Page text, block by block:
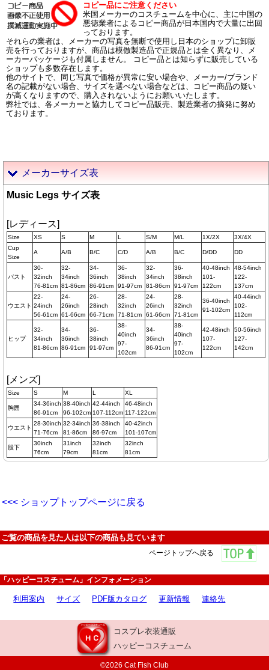
コピー品にご注意ください
米国メーカーのコスチュームを中心に、主に中国の
悪徳業者によるコピー商品が日本国内で大量に出回
っております。
それらの業者は、メーカーの写真を無断で使用し日本のショップに卸販
売を行っておりますが、商品は模倣製造品で正規品とは全く異なり、メ
ーカーパッケージも付属しません。 コピー品とは知らずに販売している
ショップも多数存在します。
他のサイトで、同じ写真で価格が異常に安い場合や、メーカー/ブランド
名の記載がない場合、サイズを選べない場合などは、コピー商品の疑い
が高くなりますので、購入されないようにお願いいたします。
弊社では、各メーカーと協力してコピー品販売、製造業者の摘発に努め
ております。
メーカーサイズ表
Music Legs サイズ表
[レディース]
Size XS S M L S/M M/L 1X/2X
3X/4X
Cup
Size
A A/B B/C C/D A/B B/C D/DD DD
バスト
30-
32inch
76-81cm
32-
34inch
81-86cm
34-
36inch
86-91cm
36-
38inch
91-97cm
32-
34inch
81-86cm
36-
38inch
91-97cm
40-48inch
101-
122cm
48-54inch
122-
137cm
ウエスト
22-
24inch
56-61cm
24-
26inch
61-66cm
26-
28inch
66-71cm
28-
32inch
71-81cm
24-
26inch
61-66cm
28-
32inch
71-81cm
36-40inch
91-102cm
40-44inch
102-
112cm
ヒップ
32-
34inch
81-86cm
34-
36inch
86-91cm
36-
38inch
91-97cm
38-
40inch
97-
102cm
34-
36inch
86-91cm
38-
40inch
97-
102cm
42-48inch
107-
122cm
50-56inch
127-
142cm
[メンズ]
Size S M L XL
胸囲
34-36inch
86-91cm
38-40inch
96-102cm
42-44inch
107-112cm
46-48inch
117-122cm
ウエスト
28-30inch
71-76cm
32-34inch
81-86cm
36-38inch
86-97cm
40-42inch
101-107cm
股下
30inch
76cm
31inch
79cm
32inch
81cm
32inch
81cm
<<< ショップトップページに戻る
ご覧の商品を見た人は以下の商品も見ています
ページトップへ戻る
「ハッピーコスチューム」インフォメーション
利用案内 サイズ PDF版カタログ 更新情報 連絡先
コスプレ衣装通販
ハッピーコスチューム
©2026 Cat Fish Club